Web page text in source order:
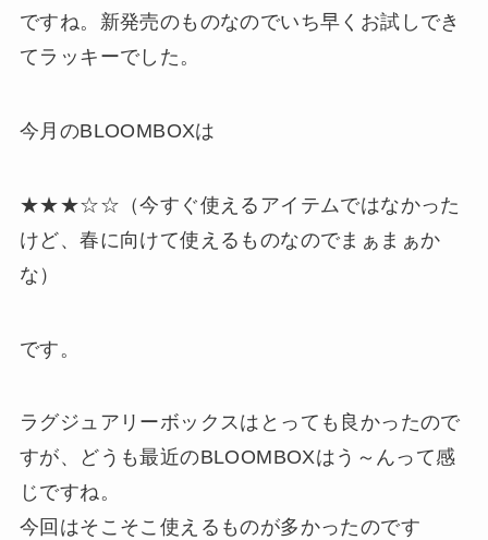
ですね。新発売のものなのでいち早くお試しでき
てラッキーでした。
今月のBLOOMBOXは
★★★☆☆（今すぐ使えるアイテムではなかった
けど、春に向けて使えるものなのでまぁまぁか
な）
です。
ラグジュアリーボックスはとっても良かったので
すが、どうも最近のBLOOMBOXはう～んって感
じですね。
今回はそこそこ使えるものが多かったのです